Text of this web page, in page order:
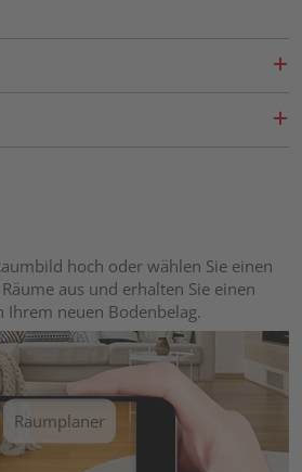
hoch oder wählen Sie einen
aus und erhalten Sie einen
Ihrem neuen Bodenbelag.
Raumplaner